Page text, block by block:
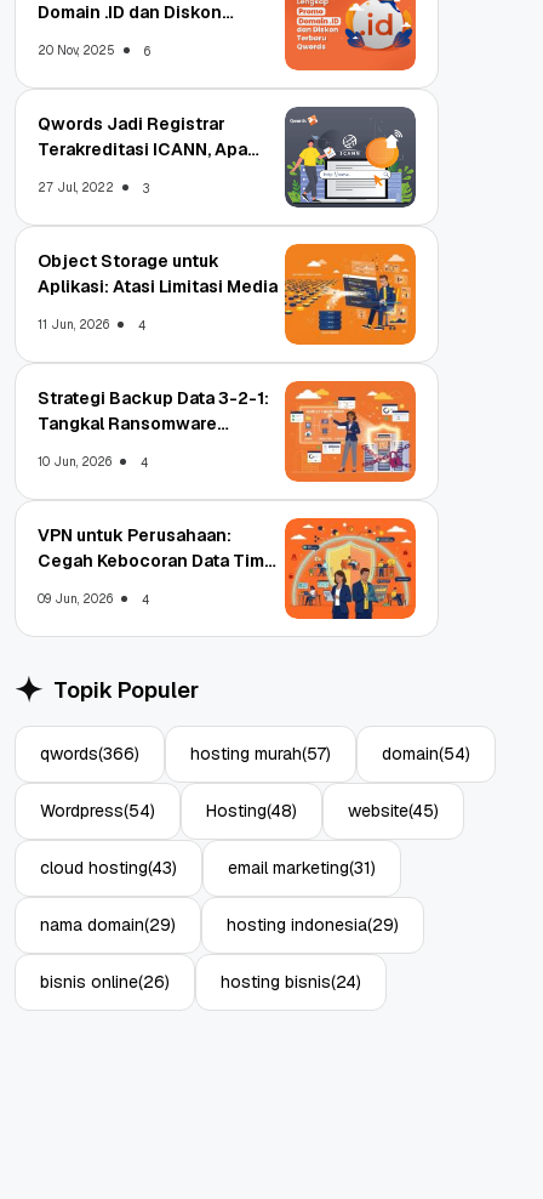
Domain .ID dan Diskon
20 Nov, 2025 6
Qwords Jadi Registrar
Terakreditasi ICANN, Apa
27 Jul, 2022 3
Object Storage untuk
Aplikasi: Atasi Limitasi Media
11 Jun, 2026 4
Strategi Backup Data 3-2-1:
Tangkal Ransomware
10 Jun, 2026 4
VPN untuk Perusahaan:
Cegah Kebocoran Data Tim
09 Jun, 2026 4
Topik Populer
qwords(366) hosting murah(57) domain(54)
Wordpress(54) Hosting(48) website(45)
cloud hosting(43) email marketing(31)
nama domain(29) hosting indonesia(29)
bisnis online(26) hosting bisnis(24)